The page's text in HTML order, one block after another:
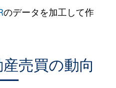
のデータを加工して作
売買の動向